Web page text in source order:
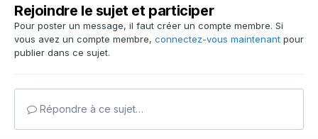
Rejoindre le sujet et participer
Pour poster un message, il faut créer un compte membre. Si
vous avez un compte membre, connectez-vous maintenant pour
publier dans ce sujet.
Répondre à ce sujet…